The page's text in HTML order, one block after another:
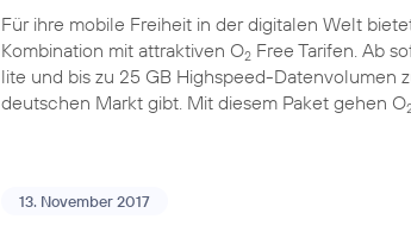
Für ihre mobile Freiheit in der digitalen Welt
Kombination mit attraktiven O2 Free Tarifen. Ab
lite und bis zu 25 GB Highspeed-Datenvolumen
deutschen Markt gibt. Mit diesem Paket gehen O
13. November 2017